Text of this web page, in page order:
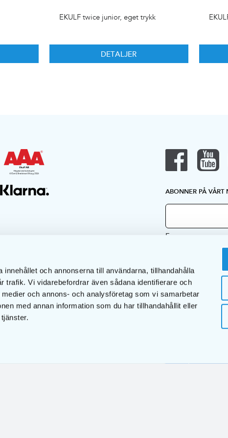
och annonserna till användarna, tillhandahålla
trafik. Vi vidarebefordrar även sådana identifierare och
och annons- och analysföretag som vi samarbetar
med annan information som du har tillhandahållit eller
EKULF twice junior, eget trykk
DETALJER
ABONNER PÅ VÅRT
Fornavn
Din E-post
Jeg er
Ved å abonnere